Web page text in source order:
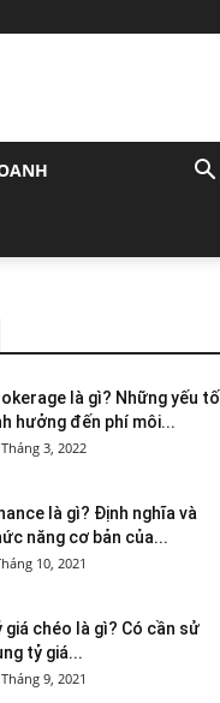
là gì? Những yếu tố
hưởng đến phí môi...
3, 2022
là gì? Định nghĩa và
năng cơ bản của...
10, 2021
giá chéo là gì? Có cần sử
tỷ giá...
9, 2021